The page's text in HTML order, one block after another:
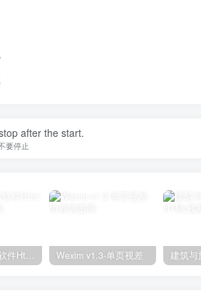
after the start.
要停止
Lonyo-Sass和软件Html模板 Wexim v1.3-单页视差